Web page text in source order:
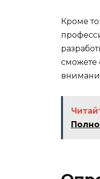
Кроме
сможете